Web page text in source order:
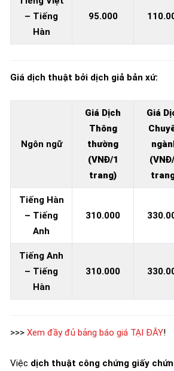
– Tiếng
Hàn
95.000
Giá dịch thuật bởi dịch giả bản xứ:
Ngôn ngữ
Giá Dịch
Thông
thường
(VNĐ/1
trang)
Giá
Tiếng Hàn
– Tiếng
Anh
310.000
Tiếng Anh
– Tiếng
Hàn
310.000
>>> Xem đầy đủ bảng báo giá TẠI ĐÂY!
Việc dịch thuật công chứng giấy